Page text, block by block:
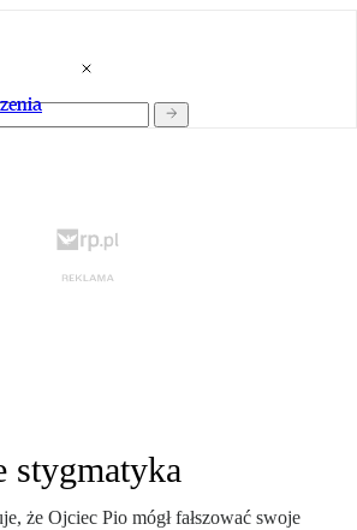
stygmatyka
że Ojciec Pio mógł fałszować swoje